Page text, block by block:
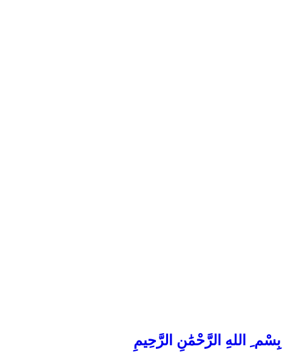
بِسْم ِ اللهِ الرَّحْمَٰنِ الرَّحِيمِ